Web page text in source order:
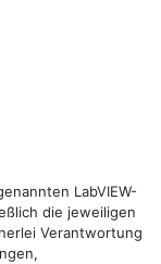
LabVIEW-
die jeweiligen
Verantwortung